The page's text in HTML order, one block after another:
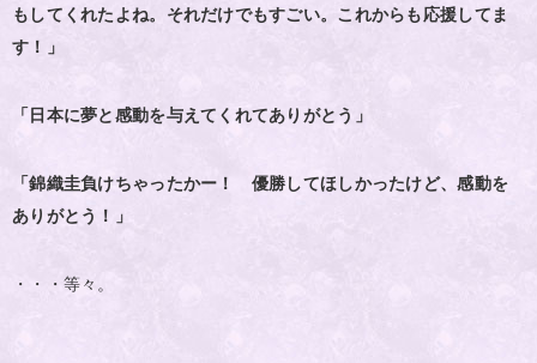
もしてくれたよね。それだけでもすごい。これからも応援してま
す！」
「日本に夢と感動を与えてくれてありがとう」
「錦織圭負けちゃったかー！ 優勝してほしかったけど、感動を
ありがとう！」
・・・等々。